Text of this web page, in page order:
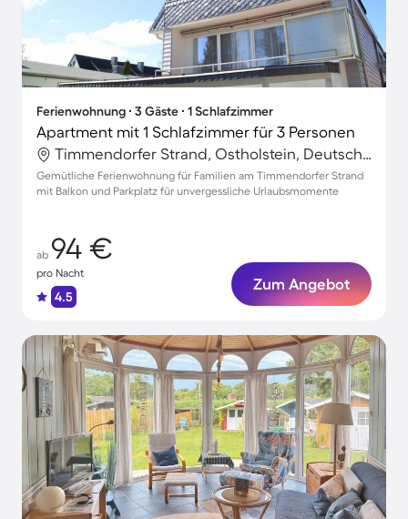
Ferienwohnung ∙ 3 Gäste ∙ 1 Schlafzimmer
Apartment mit 1 Schlafzimmer für 3 Personen
Timmendorfer Strand, Ostholstein, Deutschland
Gemütliche Ferienwohnung für Familien am Timmendorfer Strand
mit Balkon und Parkplatz für unvergessliche Urlaubsmomente
ab 94 €
pro Nacht
4.5
Zum Angebot